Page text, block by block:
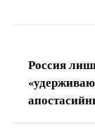
Россия